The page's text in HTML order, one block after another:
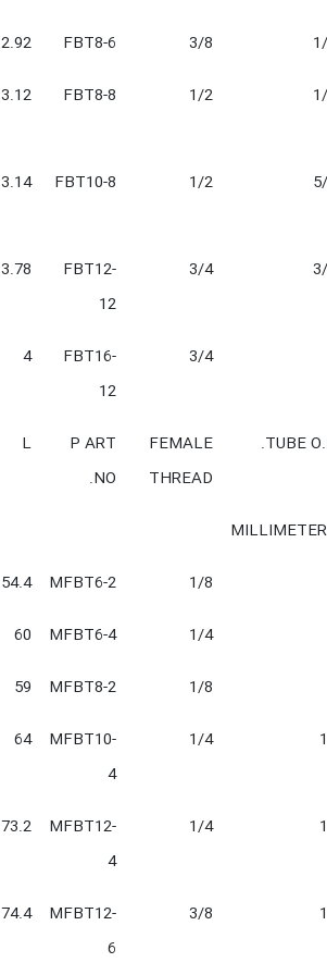
3/8
FBT8-6
2.92
1/2
FBT8-8
3.12
1/2
FBT10-8
3.14
3/4
FBT12-
12
3.78
3/4
FBT16-
12
4
TUBE
FEMALE
THREAD
P ART
NO.
L
1/8
MFBT6-2
54.4
1/4
MFBT6-4
60
1/8
MFBT8-2
59
1/4
MFBT10-
4
64
1/4
MFBT12-
4
73.2
3/8
MFBT12-
6
74.4